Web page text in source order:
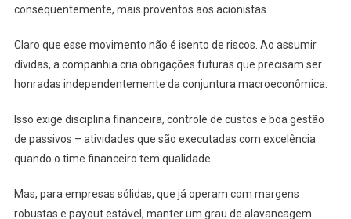
consequentemente, mais proventos aos acionistas.
Claro que esse movimento não é isento de riscos. Ao assumir
dívidas, a companhia cria obrigações futuras que precisam ser
honradas independentemente da conjuntura macroeconômica.
Isso exige disciplina financeira, controle de custos e boa gestão
de passivos – atividades que são executadas com excelência
quando o time financeiro tem qualidade.
Mas, para empresas sólidas, que já operam com margens
robustas e payout estável, manter um grau de alavancagem